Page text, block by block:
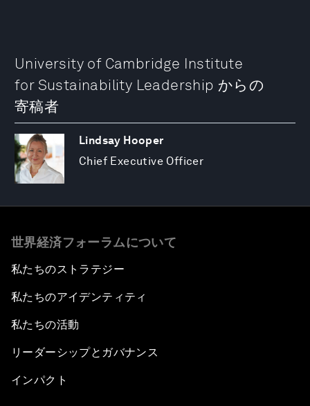
University of Cambridge Institute
for Sustainability Leadership からの
寄稿者
Lindsay Hooper
Chief Executive Officer
世界経済フォーラムについて
私たちのストラテジー
私たちのアイデンティティ
私たちの活動
リーダーシップとガバナンス
インパクト